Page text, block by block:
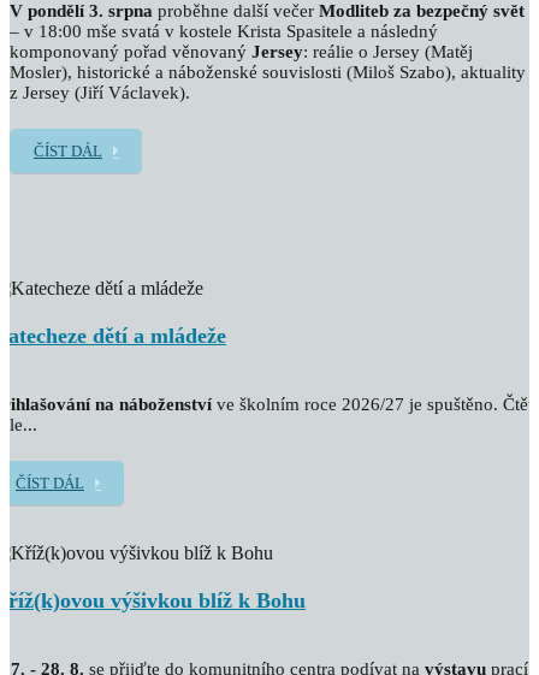
V pondělí 3. srpna proběhne další večer Modliteb za bezpečný svět
– v 18:00 mše svatá v kostele Krista Spasitele a následný
komponovaný pořad věnovaný Jersey: reálie o Jersey (Matěj
Mosler), historické a náboženské souvislosti (Miloš Szabo), aktuality
z Jersey (Jiří Václavek).
ČÍST DÁL
dětí a mládeže
na náboženstvíve školním roce 2026/27 je spuštěno.
ČÍST DÁL
výšivkou blíž k Bohu
7. - 28. 8. se přijďte do komunitního centra podívat na výstavu prací